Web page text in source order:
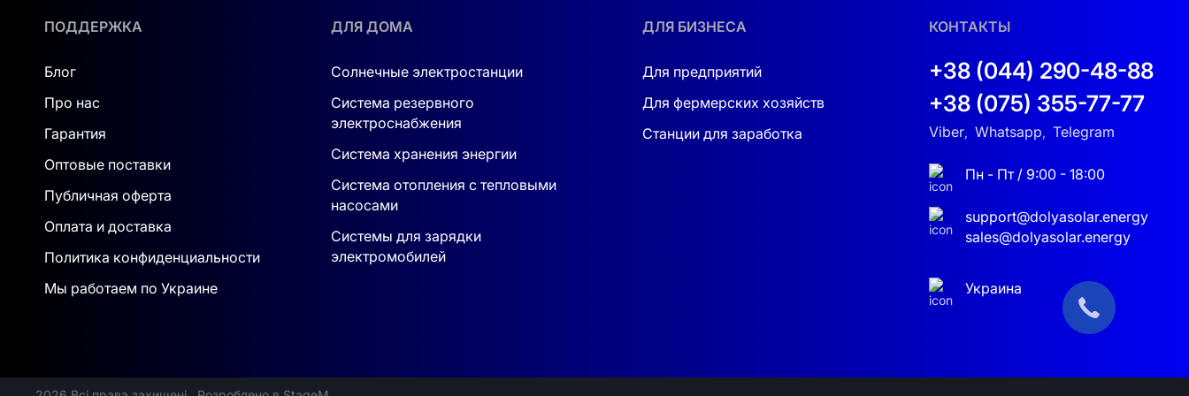
Удалённое обновление и мониторинг
Экологически чистые материалы
Гарантия и сервис:
https://dolyasolar.energy/ua/rishennja-pid-kljuch
ПОДДЕРЖКА
Блог
Про нас
Гарантия
Оптовые поставки
Публичная оферта
Оплата и доставка
Политика конфиденциальности
Мы работаем по Украине
ДЛЯ ДОМА
Солнечные электростанции
Система резервного
электроснабжения
Система хранения энергии
Система отопления с тепловыми
насосами
Системы для зарядки
электромобилей
ДЛЯ БИЗНЕСА
Для предприятий
Для фермерских хозяйств
Станции для заработка
КОНТАКТЫ
+38 (044) 290-48-88
+38 (075) 355-77-77
Viber, Whatsapp, Telegram
Пн - Пт / 9:00 - 18:00
support@dolyasolar.energy
sales@dolyasolar.energy
Украина